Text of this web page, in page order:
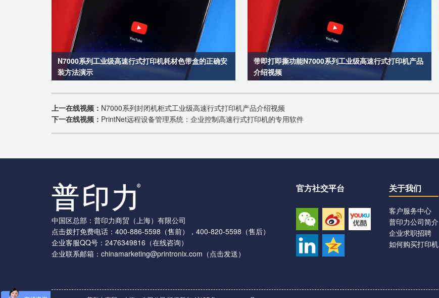
N7000系列工业级高速行式打印机耗材色带盒的正确安
装方法演示
带即打即撕功能N7000系列工业级高速行式打印机产品
介绍视频
上一在线视频： N7000系列封闭机柜式工业级高速行式打印机产品介绍视频
下一在线视频： PrintNet远程设备管理系统：企业控制高速行式打印机的专用软件
中国区总部：普印力商贸（上海）有限公司
点击拨打免费电话： 400-886-5598 （售前）， 400-820-5598 （售后）
企业客服QQ号： 2476349816 （在线咨询）
企业联系邮箱： chinamarketing@printronix.com （点击发送）
关于我们
客户服务中心
普印力公司简介
企业求职招聘
如何购买打印机
官方社交平台
微信
公众号
新浪
微博
优酷
视频
领英
账号
QQ
空间